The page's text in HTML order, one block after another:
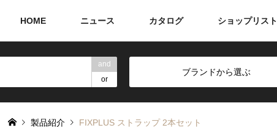
HOME ニュース カタログ ショップリスト
and
or
ブランドから選ぶ
製品紹介 FIXPLUS ストラップ 2本セット